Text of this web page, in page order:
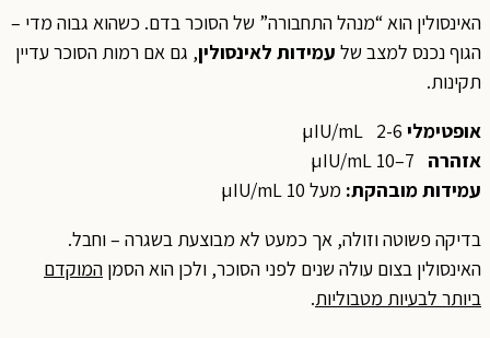
האינסולין הוא “מנהל התחבורה” של הסוכר בדם. כשהוא גבוה מדי –
הגוף נכנס למצב של עמידות לאינסולין, גם אם רמות הסוכר עדיין
תקינות.
אופטימלי2-6 µIU/mL
אזהרה
עמידות מובהקת:מעל 10 µIU/mL
בדיקה פשוטה וזולה, אך כמעט לא מבוצעת בשגרה – וחבל.
האינסולין בצום עולה שנים לפני הסוכר, ולכן הוא הסמן המוקדם
ביותר לבעיות מטבוליות.